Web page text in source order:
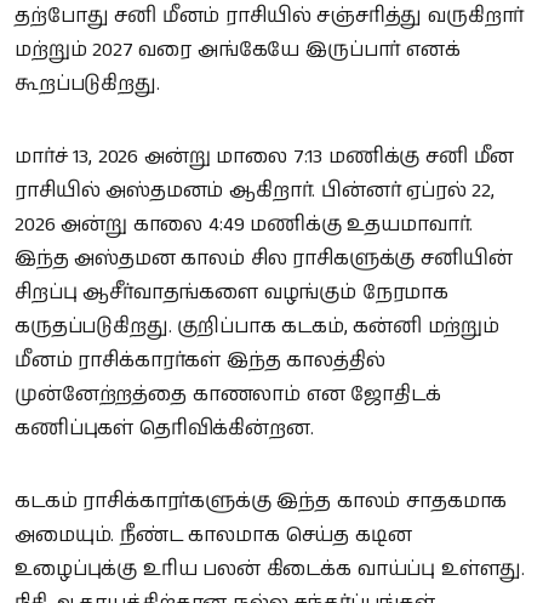
தற்போது சனி மீனம் ராசியில் சஞ்சரித்து வருகிறார்
மற்றும் 2027 வரை அங்கேயே இருப்பார் எனக்
கூறப்படுகிறது.
மார்ச் 13, 2026 அன்று மாலை 7:13 மணிக்கு சனி மீன
ராசியில் அஸ்தமனம் ஆகிறார். பின்னர் ஏப்ரல் 22,
2026 அன்று காலை 4:49 மணிக்கு உதயமாவார்.
இந்த அஸ்தமன காலம் சில ராசிகளுக்கு சனியின்
சிறப்பு ஆசீர்வாதங்களை வழங்கும் நேரமாக
கருதப்படுகிறது. குறிப்பாக கடகம், கன்னி மற்றும்
மீனம் ராசிக்காரர்கள் இந்த காலத்தில்
முன்னேற்றத்தை காணலாம் என ஜோதிடக்
கணிப்புகள் தெரிவிக்கின்றன.
கடகம் ராசிக்காரர்களுக்கு இந்த காலம் சாதகமாக
அமையும். நீண்ட காலமாக செய்த கடின
உழைப்புக்கு உரிய பலன் கிடைக்க வாய்ப்பு உள்ளது.